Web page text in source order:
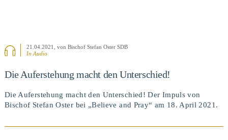
21.04.2021
, von Bischof Stefan Oster SDB
In Audio
Die Auferstehung macht den Unterschied!
Die Auferstehung macht den Unterschied! Der Impuls von
Bischof Stefan Oster bei „Believe and Pray“ am 18. April 2021.